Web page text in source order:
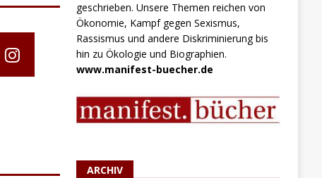
geschrieben. Unsere Themen reichen von
Ökonomie, Kampf gegen Sexismus,
Rassismus und andere Diskriminierung bis
hin zu Ökologie und Biographien.
www.manifest-buecher.de
ARCHIV